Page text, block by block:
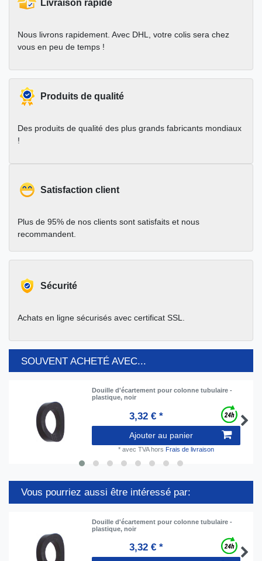
Livraison rapide
Nous livrons rapidement. Avec DHL, votre colis sera chez
vous en peu de temps !
Produits de qualité
Des produits de qualité des plus grands fabricants mondiaux
!
Satisfaction client
Plus de 95% de nos clients sont satisfaits et nous
recommandent.
Sécurité
Achats en ligne sécurisés avec certificat SSL.
SOUVENT ACHETÉ AVEC...
Douille d'écartement pour colonne tubulaire -
plastique, noir
3,32 € *
Ajouter au panier
* avec TVAhors Frais de livraison
Vous pourriez aussi être intéressé par:
Douille d'écartement pour colonne tubulaire -
plastique, noir
3,32 € *